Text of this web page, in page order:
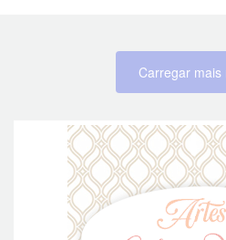
Carregar mais